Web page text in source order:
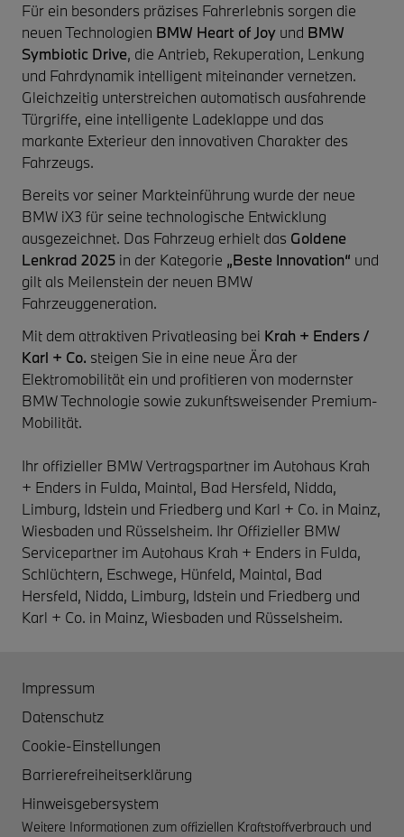
Für ein besonders präzises Fahrerlebnis sorgen die
neuen Technologien BMW Heart of Joy und BMW
Symbiotic Drive, die Antrieb, Rekuperation, Lenkung
und Fahrdynamik intelligent miteinander vernetzen.
Gleichzeitig unterstreichen automatisch ausfahrende
Türgriffe, eine intelligente Ladeklappe und das
markante Exterieur den innovativen Charakter des
Fahrzeugs.
Bereits vor seiner Markteinführung wurde der neue
BMW iX3 für seine technologische Entwicklung
ausgezeichnet. Das Fahrzeug erhielt das Goldene
Lenkrad 2025 in der Kategorie „Beste Innovation“ und
gilt als Meilenstein der neuen BMW
Fahrzeuggeneration.
Mit dem attraktiven Privatleasing bei Krah + Enders /
Karl + Co. steigen Sie in eine neue Ära der
Elektromobilität ein und profitieren von modernster
BMW Technologie sowie zukunftsweisender Premium-
Mobilität.
Ihr offizieller BMW Vertragspartner im Autohaus Krah
+ Enders in Fulda, Maintal, Bad Hersfeld, Nidda,
Limburg, Idstein und Friedberg und Karl + Co. in Mainz,
Wiesbaden und Rüsselsheim. Ihr Offizieller BMW
Servicepartner im Autohaus Krah + Enders in Fulda,
Schlüchtern, Eschwege, Hünfeld, Maintal, Bad
Hersfeld, Nidda, Limburg, Idstein und Friedberg und
Karl + Co. in Mainz, Wiesbaden und Rüsselsheim.
Impressum
Datenschutz
Cookie-Einstellungen
Barrierefreiheitserklärung
Hinweisgebersystem
Weitere Informationen zum offiziellen Kraftstoffverbrauch und